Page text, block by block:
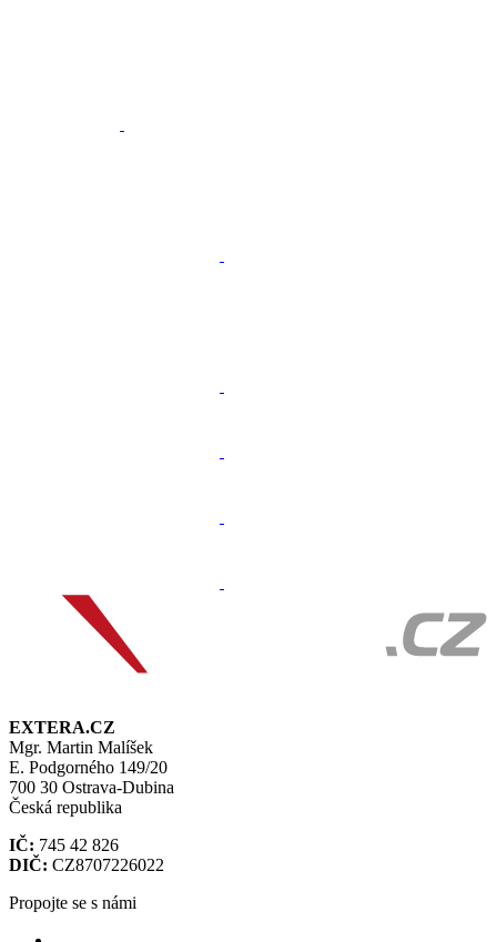
EXTERA.CZ
Mgr. Martin Malíšek
E. Podgorného 149/20
700 30 Ostrava-Dubina
Česká republika
IČ: 745 42 826
DIČ: CZ8707226022
Propojte se s námi